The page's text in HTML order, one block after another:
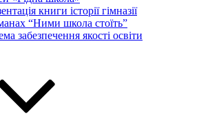
книги історії гімназії
“Ними школа стоїть”
забезпечення якості освіти